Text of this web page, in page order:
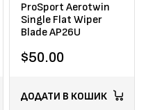
ProSport Aerotwin
Single Flat Wiper
Blade AP26U
$50.00
ДОДАТИ В КОШИК